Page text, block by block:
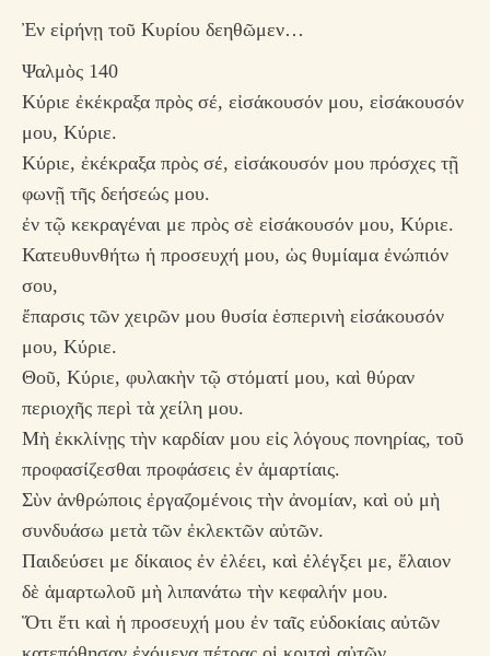
Ἐν εἰρήνῃ τοῦ Κυρίου δεηθῶμεν…
Ψαλμὸς 140
Κύριε ἐκέκραξα πρὸς σέ, εἰσάκουσόν μου, εἰσάκουσόν
μου, Κύριε.
Κύριε, ἐκέκραξα πρὸς σέ, εἰσάκουσόν μου πρόσχες τῇ
φωνῇ τῆς δεήσεώς μου.
ἐν τῷ κεκραγέναι με πρὸς σὲ εἰσάκουσόν μου, Κύριε.
Κατευθυνθήτω ἡ προσευχή μου, ὡς θυμίαμα ἐνώπιόν
σου,
ἔπαρσις τῶν χειρῶν μου θυσία ἑσπερινὴ εἰσάκουσόν
μου, Κύριε.
Θοῦ, Κύριε, φυλακὴν τῷ στόματί μου, καὶ θύραν
περιοχῆς περὶ τὰ χείλη μου.
Μὴ ἐκκλίνῃς τὴν καρδίαν μου εἰς λόγους πονηρίας, τοῦ
προφασίζεσθαι προφάσεις ἐν ἁμαρτίαις.
Σὺν ἀνθρώποις ἐργαζομένοις τὴν ἀνομίαν, καὶ οὐ μὴ
συνδυάσω μετὰ τῶν ἐκλεκτῶν αὐτῶν.
Παιδεύσει με δίκαιος ἐν ἐλέει, καὶ ἐλέγξει με, ἔλαιον
δὲ ἁμαρτωλοῦ μὴ λιπανάτω τὴν κεφαλήν μου.
Ὅτι ἔτι καὶ ἡ προσευχή μου ἐν ταῖς εὐδοκίαις αὐτῶν